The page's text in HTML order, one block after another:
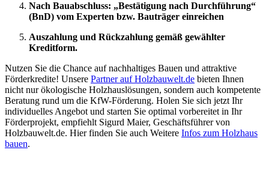
Nach Bauabschluss: „Bestätigung nach Durchführung“
(BnD) vom Experten bzw. Bauträger einreichen
Auszahlung und Rückzahlung gemäß gewählter
Kreditform.
Nutzen Sie die Chance auf nachhaltiges Bauen und attraktive
Förderkredite! Unsere Partner auf Holzbauwelt.de bieten Ihnen
nicht nur ökologische Holzhauslösungen, sondern auch kompetente
Beratung rund um die KfW-Förderung. Holen Sie sich jetzt Ihr
individuelles Angebot und starten Sie optimal vorbereitet in Ihr
Förderprojekt, empfiehlt Sigurd Maier, Geschäftsführer von
Holzbauwelt.de. Hier finden Sie auch Weitere Infos zum Holzhaus
bauen.